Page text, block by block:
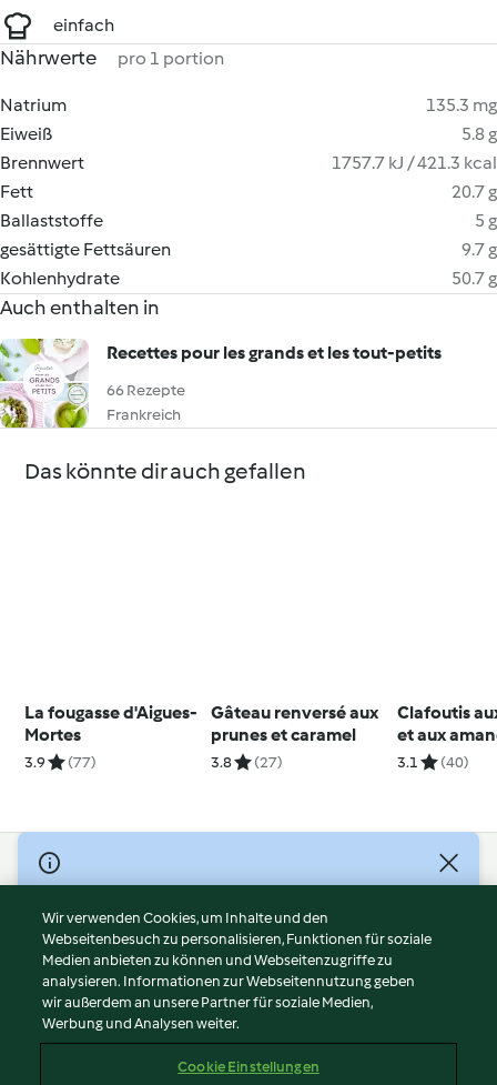
einfach
Nährwerte pro 1 portion
Natrium
135.3 mg
Eiweiß
5.8 g
Brennwert
1757.7 kJ / 421.3 kcal
Fett
20.7 g
Ballaststoffe
5 g
gesättigte Fettsäuren
9.7 g
Kohlenhydrate
50.7 g
Auch enthalten in
Recettes pour les grands et les tout-petits
66 Rezepte
Frankreich
Das könnte dir auch gefallen
La fougasse d'Aigues-
Mortes
3.9 (77)
Gâteau renversé aux
prunes et caramel
3.8 (27)
Clafoutis
et aux
3.1 (40)
© Copyright 2026
Nutzungsbedingungen
Datenschutzrichtlinien
Disclaimer
Impressum
Cookies
Wir verwenden Cookies, um Inhalte und den
Webseitenbesuch zu personalisieren, Funktionen für soziale
Medien anbieten zu können und Webseitenzugriffe zu
analysieren. Informationen zur Webseitennutzung geben
wir außerdem an unsere Partner für soziale Medien,
Werbung und Analysen weiter.
Cookie Einstellungen